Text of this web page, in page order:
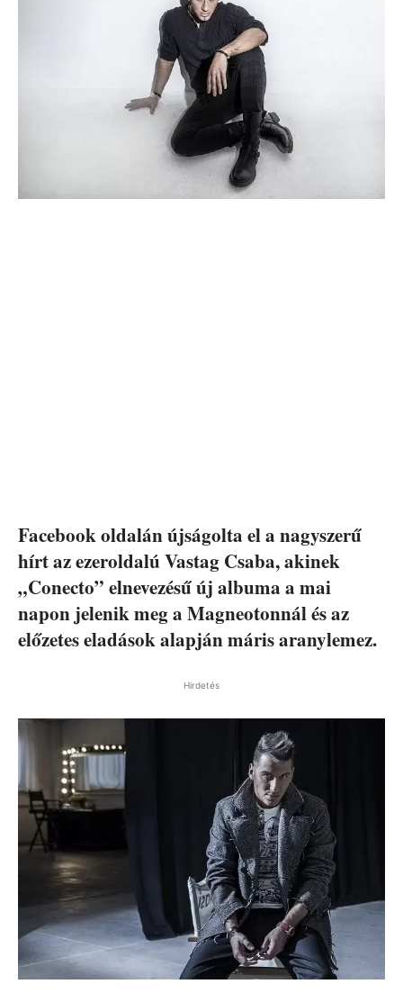
Facebook oldalán újságolta el a nagyszerű
hírt az ezeroldalú Vastag Csaba, akinek
„Conecto” elnevezésű új albuma a mai
napon jelenik meg a Magneotonnál és az
előzetes eladások alapján máris aranylemez.
Hirdetés